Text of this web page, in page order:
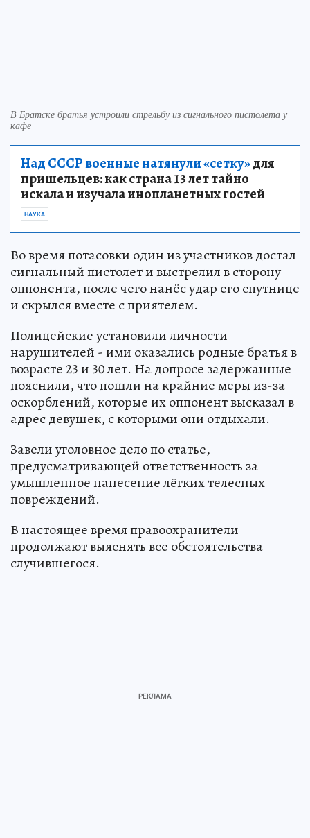
В Братске братья устроили стрельбу из сигнального пистолета у
кафе
Над СССР военные натянули «сетку»для
пришельцев: как страна 13 лет тайно
искала и изучала инопланетных гостей
НАУКА
Во время потасовки один из участников достал
сигнальный пистолет и выстрелил в сторону
оппонента, после чего нанёс удар его спутнице
и скрылся вместе с приятелем.
Полицейские установили личности
нарушителей - ими оказались родные братья в
возрасте 23 и 30 лет. На допросе задержанные
пояснили, что пошли на крайние меры из-за
оскорблений, которые их оппонент высказал в
адрес девушек, с которыми они отдыхали.
Завели уголовное дело по статье,
предусматривающей ответственность за
умышленное нанесение лёгких телесных
повреждений.
В настоящее время правоохранители
продолжают выяснять все обстоятельства
случившегося.